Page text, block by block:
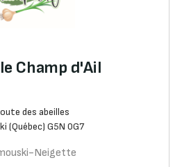
Champ d'Ail
des abeilles
(Québec) G5N 0G7
Neigette